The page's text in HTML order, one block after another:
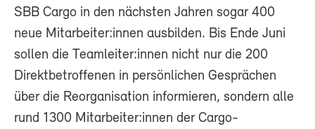
SBB Cargo in den nächsten Jahren sogar 400
neue Mitarbeiter:innen ausbilden. Bis Ende Juni
sollen die Teamleiter:innen nicht nur die 200
Direktbetroffenen in persönlichen Gesprächen
über die Reorganisation informieren, sondern alle
rund 1300 Mitarbeiter:innen der Cargo-